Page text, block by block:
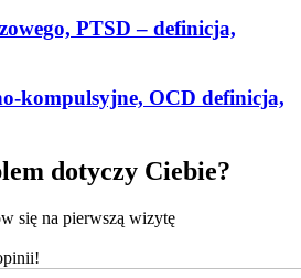
PTSD – definicja,
kompulsyjne, OCD definicja,
dotyczy Ciebie?
się na pierwszą wizytę